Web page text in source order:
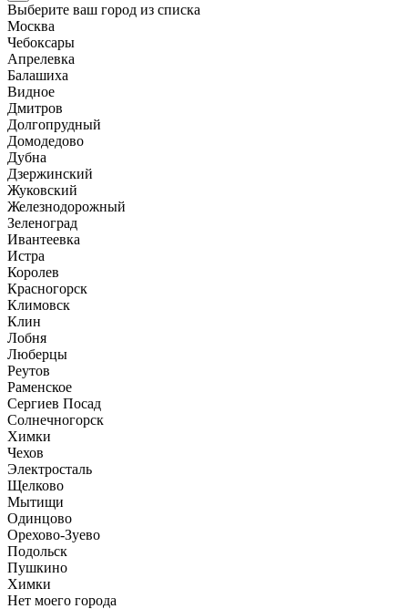
Выберите ваш город из списка
Москва
Чебоксары
Апрелевка
Балашиха
Видное
Дмитров
Долгопрудный
Домодедово
Дубна
Дзержинский
Жуковский
Железнодорожный
Зеленоград
Ивантеевка
Истра
Королев
Красногорск
Климовск
Клин
Лобня
Люберцы
Реутов
Раменское
Сергиев Посад
Солнечногорск
Химки
Чехов
Электросталь
Щелково
Мытищи
Одинцово
Орехово-Зуево
Подольск
Пушкино
Химки
Нет моего города